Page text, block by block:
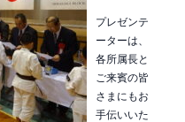
プレゼンテ
ーターは、
各所属長と
ご来賓の皆
さまにもお
手伝いいた